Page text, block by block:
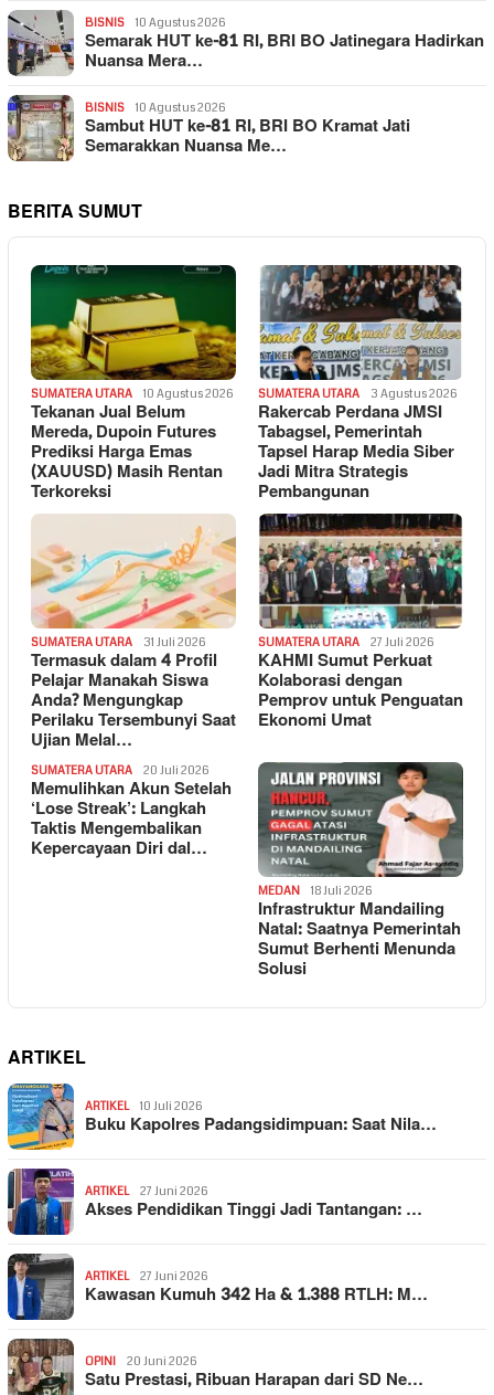
BISNIS 10 Agustus 2026
Semarak HUT ke-81 RI, BRI BO Jatinegara Hadirkan
Nuansa Mera…
BISNIS 10 Agustus 2026
Sambut HUT ke-81 RI, BRI BO Kramat Jati
Semarakkan Nuansa Me…
BERITA SUMUT
SUMATERA UTARA 10 Agustus 2026
Tekanan Jual Belum
Mereda, Dupoin Futures
Prediksi Harga Emas
(XAUUSD) Masih Rentan
Terkoreksi
SUMATERA UTARA 3 Agustus 2026
Rakercab Perdana JMSI
Tabagsel, Pemerintah
Tapsel Harap Media Siber
Jadi Mitra Strategis
Pembangunan
SUMATERA UTARA 31 Juli 2026
Termasuk dalam 4 Profil
Pelajar Manakah Siswa
Anda? Mengungkap
Perilaku Tersembunyi Saat
Ujian Melal…
SUMATERA UTARA 27 Juli 2026
KAHMI Sumut Perkuat
Kolaborasi dengan
Pemprov untuk Penguatan
Ekonomi Umat
SUMATERA UTARA 20 Juli 2026
Memulihkan Akun Setelah
‘Lose Streak’: Langkah
Taktis Mengembalikan
Kepercayaan Diri dal…
MEDAN 18 Juli 2026
Infrastruktur Mandailing
Natal: Saatnya Pemerintah
Sumut Berhenti Menunda
Solusi
ARTIKEL
ARTIKEL 10 Juli 2026
Buku Kapolres Padangsidimpuan: Saat Nila…
ARTIKEL 27 Juni 2026
Akses Pendidikan Tinggi Jadi Tantangan: …
ARTIKEL 27 Juni 2026
Kawasan Kumuh 342 Ha & 1.388 RTLH: M…
OPINI 20 Juni 2026
Satu Prestasi, Ribuan Harapan dari SD Ne…